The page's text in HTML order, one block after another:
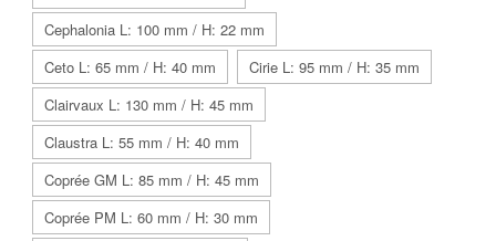
Cephalonia L: 100 mm / H: 22 mm
Ceto L: 65 mm / H: 40 mm
Cirie L: 95 mm / H: 35 mm
Clairvaux L: 130 mm / H: 45 mm
Claustra L: 55 mm / H: 40 mm
Coprée GM L: 85 mm / H: 45 mm
Coprée PM L: 60 mm / H: 30 mm